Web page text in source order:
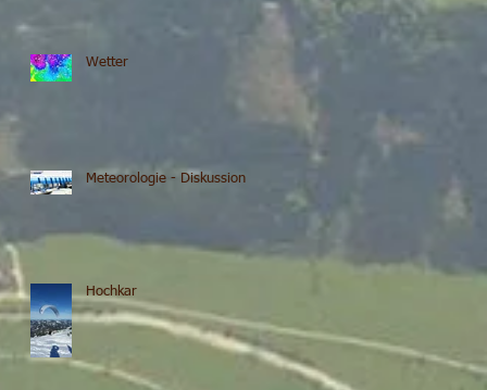
Wetter
Meteorologie - Diskussion
Hochkar